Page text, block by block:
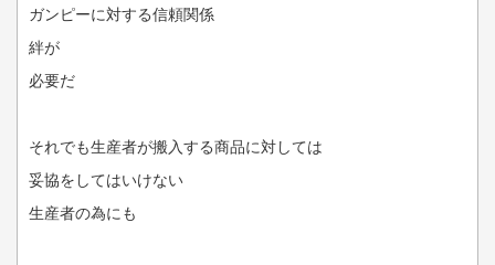
ガンピーに対する信頼関係
絆が
必要だ
それでも生産者が搬入する商品に対しては
妥協をしてはいけない
生産者の為にも